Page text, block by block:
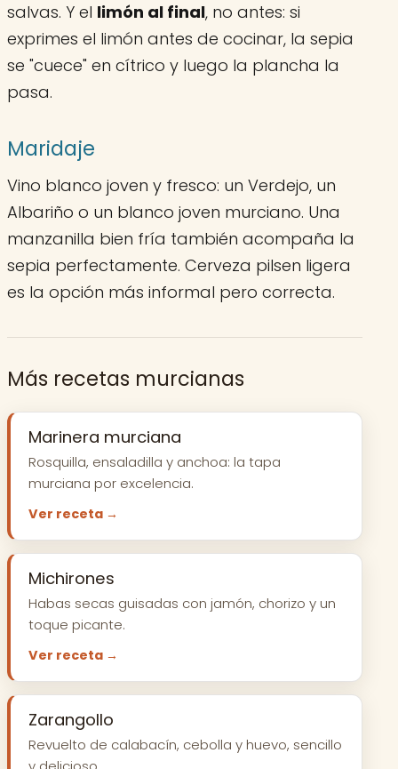
salvas. Y el limón al final, no antes: si
exprimes el limón antes de cocinar, la sepia
se "cuece" en cítrico y luego la plancha la
pasa.
Maridaje
Vino blanco joven y fresco: un Verdejo, un
Albariño o un blanco joven murciano. Una
manzanilla bien fría también acompaña la
sepia perfectamente. Cerveza pilsen ligera
es la opción más informal pero correcta.
Más recetas murcianas
Marinera murciana
Rosquilla, ensaladilla y anchoa: la tapa
murciana por excelencia.
Ver receta →
Michirones
Habas secas guisadas con jamón, chorizo y un
toque picante.
Ver receta →
Zarangollo
Revuelto de calabacín, cebolla y huevo, sencillo